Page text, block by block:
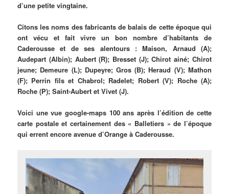
d’une petite vingtaine.
Citons les noms des fabricants de balais de cette époque qui
ont vécu et fait vivre un bon nombre d’habitants de
Caderousse et de ses alentours : Maison, Arnaud (A);
Audepart (Albin); Aubert (R); Bresset (J); Chirot ainé; Chirot
jeune; Demeure (L); Dupeyre; Gros (B); Heraud (V); Mathon
(F); Perrin fils et Chabrol; Radelet; Robert (V); Roche (A);
Roche (P); Saint-Aubert et Vivet (J).
Voici une vue google-maps 100 ans après l’édition de cette
carte postale et certainement des « Balletiers » de l’époque
qui errent encore avenue d’Orange à Caderousse.